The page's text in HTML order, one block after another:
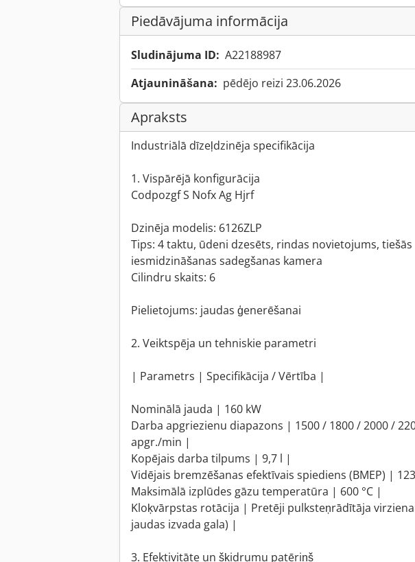
Piedāvājuma informācija
Sludinājuma ID: A22188987
Atjaunināšana: pēdējo reizi 23.06.2026
Apraksts
Industriālā dīzeļdzinēja specifikācija
1. Vispārējā konfigurācija
Codpozgf S Nofx Ag Hjrf
Dzinēja modelis: 6126ZLP
Tips: 4 taktu, ūdeni dzesēts, rindas novietojums, tiešās
iesmidzināšanas sadegšanas kamera
Cilindru skaits: 6
Pielietojums: jaudas ģenerēšanai
2. Veiktspēja un tehniskie parametri
| Parametrs | Specifikācija / Vērtība |
Nominālā jauda | 160 kW
Darba apgriezienu diapazons | 1500 / 1800 / 2000 /
apgr./min |
Kopējais darba tilpums | 9,7 l |
Vidējais bremzēšanas efektīvais spiediens (BMEP) |
Maksimālā izplūdes gāzu temperatūra | 600 °C |
Kloķvārpstas rotācija | Pretēji pulksteņrādītāja
jaudas izvada gala) |
3. Efektivitāte un šķidrumu patēriņš